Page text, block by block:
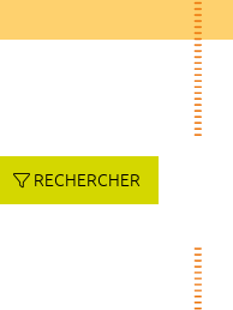
RECHERCHER